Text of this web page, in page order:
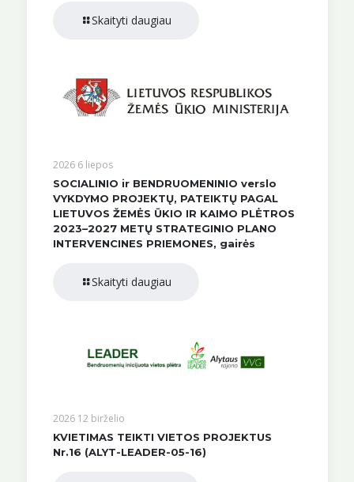
Skaityti daugiau
2026 6 liepos
SOCIALINIO ir BENDRUOMENINIO verslo
VYKDYMO PROJEKTŲ, PATEIKTŲ PAGAL
LIETUVOS ŽEMĖS ŪKIO IR KAIMO PLĖTROS
2023–2027 METŲ STRATEGINIO PLANO
INTERVENCINES PRIEMONES, gairės
Skaityti daugiau
2026 12 birželio
KVIETIMAS TEIKTI VIETOS PROJEKTUS
Nr.16 (ALYT-LEADER-05-16)